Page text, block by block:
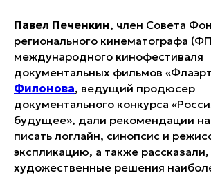
Павел Печенкин, член Совета
регионального кинематографа
международного кинофестиваля
документальных фильмов
Филонова, ведущий продюсер
документального конкурса
будущее», дали рекомендации на
писать логлайн, синопсис и
экспликацию, а также рассказали,
художественные решения